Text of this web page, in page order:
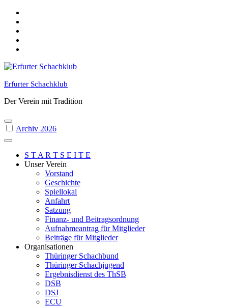
Skip
content
Erfurter Schachklub
Der Verein mit Tradition
Archiv 2026
S T A R T S E I T E
Unser Verein
Vorstand
Geschichte
Spiellokal
Anfahrt
Satzung
Finanz- und Beitragsordnung
Aufnahmeantrag für Mitglieder
Beiträge für Mitglieder
Organisationen
Thüringer Schachbund
Thüringer Schachjugend
Ergebnisdienst des ThSB
DSB
DSJ
ECU